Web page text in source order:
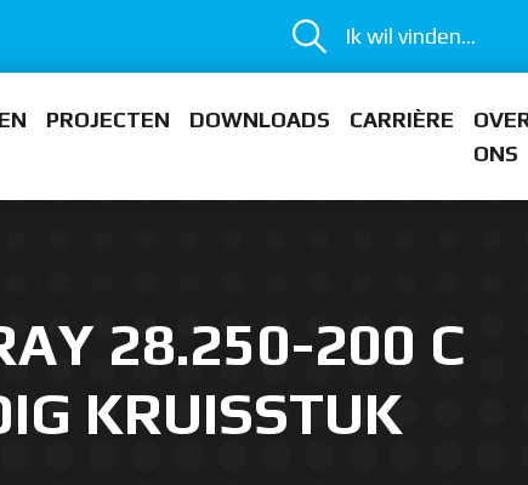
Ik wil vinden...
PROJECTEN DOWNLOADS CARRIÈRE
ONS
28.250-200 C
KRUISSTUK